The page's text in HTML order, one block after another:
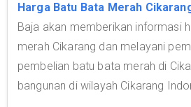
Harga Batu Bata Merah
Baja akan memberikan informasi
merah Cikarang dan melayani
pembelian batu bata merah di
bangunan di wilayah Cikarang